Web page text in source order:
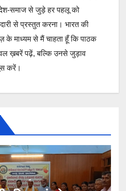
समाज से जुड़े हर पहलू को
से प्रस्तुत करना। भारत की
के माध्यम से मैं चाहता हूँ कि पाठक
ख़बरें पढ़ें, बल्कि उनसे जुड़ाव
करें।